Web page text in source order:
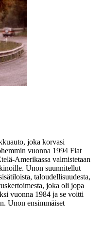
joka korvasi
vuonna 1994 Fiat
Amerikassa valmistetaan
Unon suunnitellut
taloudellisuudesta,
joka oli jopa
vuonna 1984 ja se voitti
Unon ensimmäiset